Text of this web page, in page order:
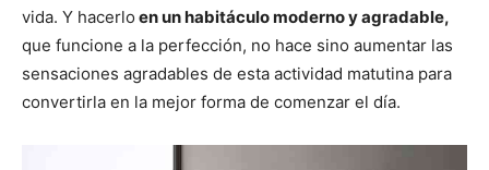
vida. Y hacerlo en un habitáculo moderno y agradable,
que funcione a la perfección, no hace sino aumentar las
sensaciones agradables de esta actividad matutina para
convertirla en la mejor forma de comenzar el día.